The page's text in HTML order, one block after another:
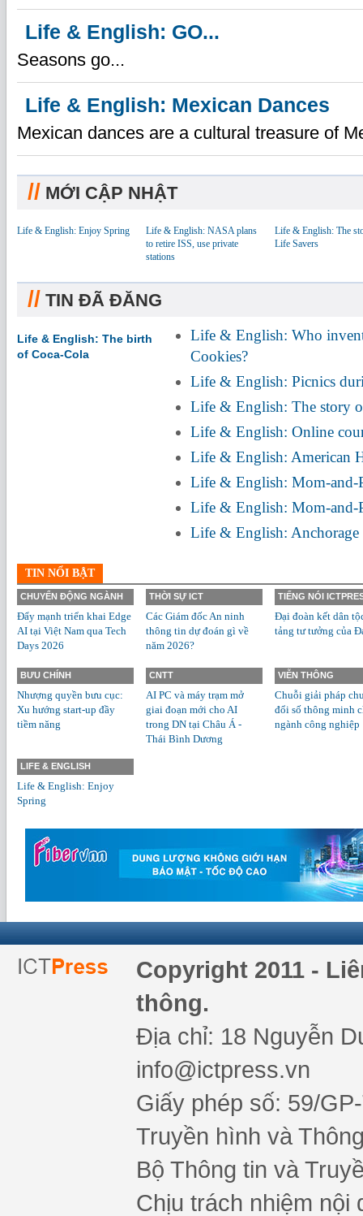
Life & English: GO...
Seasons go...
Life & English: Mexican Dances
Mexican dances are a cultural treasure of
// MỚI CẬP NHẬT
Life & English: Enjoy Spring
Life & English: NASA plans
to retire ISS, use private
stations
Life & English: The
Life Savers
// TIN ĐÃ ĐĂNG
Life & English: The birth
of Coca-Cola
Life & English: Who
Cookies?
Life & English: Picnics
Life & English: The story
Life & English: Online
Life & English: American
Life & English: Mom-and-
Life & English: Mom-and-
Life & English: Anchorage
TIN NỔI BẬT
CHUYỂN ĐỘNG NGÀNH
Đẩy mạnh triển khai Edge
AI tại Việt Nam qua Tech
Days 2026
THỜI SỰ ICT
Các Giám đốc An ninh
thông tin dự đoán gì về
năm 2026?
TIẾNG NÓI
Đại đoàn kết dân
tảng tư tưởng của
BƯU CHÍNH
Nhượng quyền bưu cục:
Xu hướng start-up đầy
tiềm năng
CNTT
AI PC và máy trạm mở
giai đoạn mới cho AI
trong DN tại Châu Á -
Thái Bình Dương
VIỄN THÔNG
Chuỗi giải pháp
đổi số thông minh
ngành công nghiệp
LIFE & ENGLISH
Life & English: Enjoy
Spring
Copyright 2011 -
thông.
Địa chỉ: 18 Nguyễn
info@ictpress.vn
Giấy phép số: 59/
Truyền hình và
Bộ Thông tin và
Chịu trách nhiệm nội